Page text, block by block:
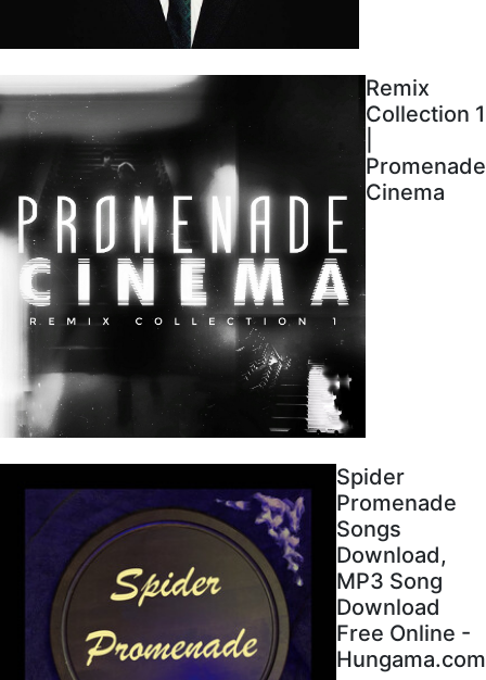
Remix
Collection 1
Promenade
Cinema
Spider
Promenade
Songs
Download,
MP3 Song
Download
Free Online -
Hungama.com